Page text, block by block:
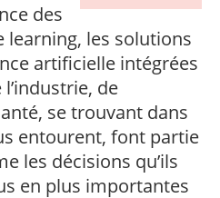
Corps des Mines
Parcours Talents : un
Double Diplôme
donnant accès aux
Corps techniques de
l’État
Je suis élève en
handicap, comment
faire ?
Vous êtes admis,
préparez votre
arrivée
Financement
Entreprises &
professionnel
des
learning, les solutions
artificielle intégrées
de
se trouvant dans
entourent, font partie
les décisions qu’ils
en plus importantes